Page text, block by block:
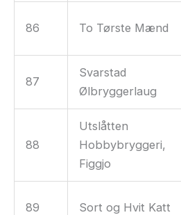
86 To Tørste Mænd
87
Svarstad
Ølbryggerlaug
88
Utslåtten
Hobbybryggeri,
Figgjo
89 Sort og Hvit Katt